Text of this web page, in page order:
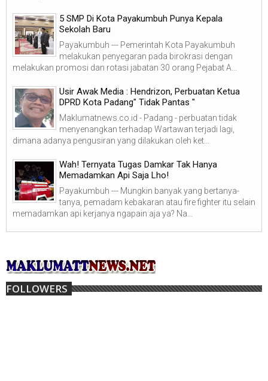
5 SMP Di Kota Payakumbuh Punya Kepala
Sekolah Baru
Payakumbuh --- Pemerintah Kota Payakumbuh
melakukan penyegaran pada birokrasi dengan
melakukan promosi dan rotasi jabatan 30 orang Pejabat A...
Usir Awak Media : Hendrizon, Perbuatan Ketua
DPRD Kota Padang" Tidak Pantas "
Maklumatnews.co.id - Padang - perbuatan tidak
menyenangkan terhadap Wartawan terjadi lagi,
dimana adanya pengusiran yang dilakukan oleh ket...
Wah! Ternyata Tugas Damkar Tak Hanya
Memadamkan Api Saja Lho!
Payakumbuh --- Mungkin banyak yang bertanya-
tanya, pemadam kebakaran atau fire fighter itu selain
memadamkan api kerjanya ngapain aja ya? Na...
FOLLOWERS